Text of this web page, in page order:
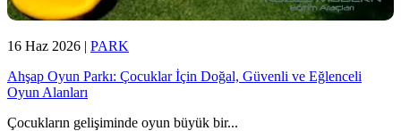
16 Haz 2026 | PARK
Ahşap Oyun Parkı: Çocuklar İçin Doğal, Güvenli ve Eğlenceli
Oyun Alanları
Çocukların gelişiminde oyun büyük bir...